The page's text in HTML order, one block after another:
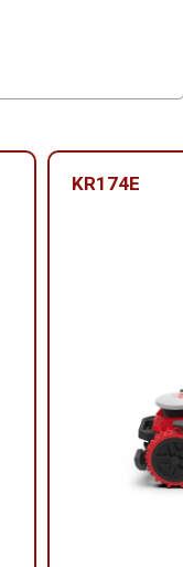
KR174E